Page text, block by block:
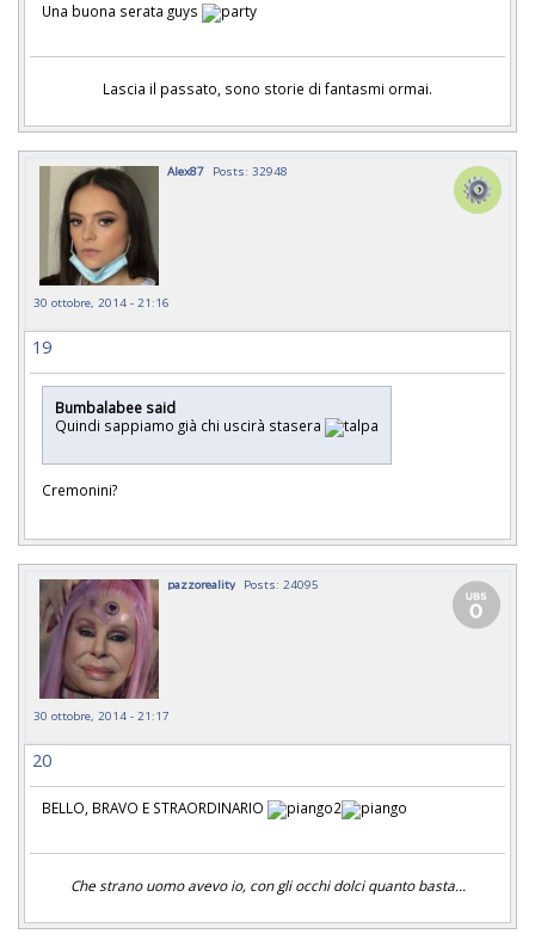
Una buona serata guys
Lascia il passato, sono storie di fantasmi ormai.
Alex87 Posts: 32948
30 ottobre, 2014 - 21:16
19
Bumbalabee said
Quindi sappiamo già chi uscirà stasera
Cremonini?
pazzoreality Posts: 24095
30 ottobre, 2014 - 21:17
20
BELLO, BRAVO E STRAORDINARIO
Che strano uomo avevo io, con gli occhi dolci quanto basta...